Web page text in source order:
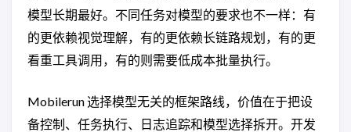
模型长期最好。不同任务对模型的要求也不一样：有
的更依赖视觉理解，有的更依赖长链路规划，有的更
看重工具调用，有的则需要低成本批量执行。
Mobilerun 选择模型无关的框架路线，价值在于把设
备控制、任务执行、日志追踪和模型选择拆开。开发